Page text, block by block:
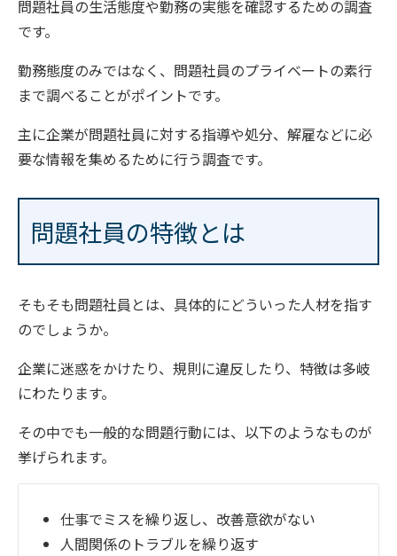
問題社員の生活態度や勤務の実態を確認するための調査
です。
勤務態度のみではなく、問題社員のプライベートの素行
まで調べることがポイントです。
主に企業が問題社員に対する指導や処分、解雇などに必
要な情報を集めるために行う調査です。
問題社員の特徴とは
そもそも問題社員とは、具体的にどういった人材を指す
のでしょうか。
企業に迷惑をかけたり、規則に違反したり、特徴は多岐
にわたります。
その中でも一般的な問題行動には、以下のようなものが
挙げられます。
仕事でミスを繰り返し、改善意欲がない
人間関係のトラブルを繰り返す